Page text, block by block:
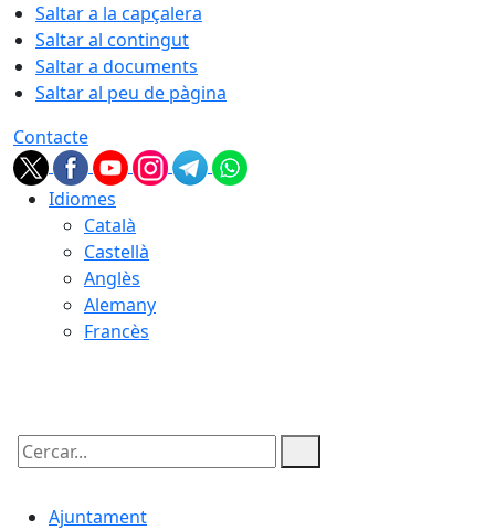
Saltar a la capçalera
Saltar al contingut
Saltar a documents
Saltar al peu de pàgina
Contacte
Idiomes
Català
Castellà
Anglès
Alemany
Francès
Cercar:
Ajuntament